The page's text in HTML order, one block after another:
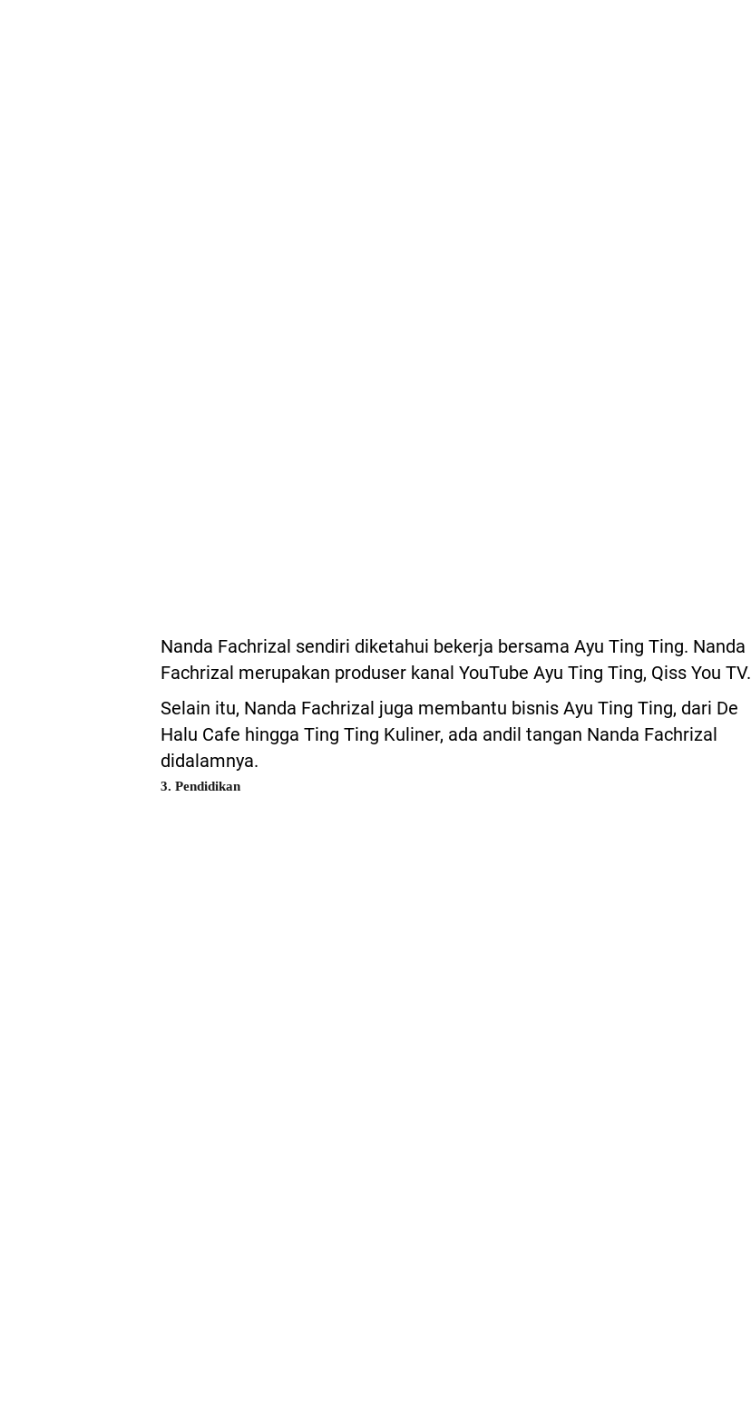
Nanda Fachrizal sendiri diketahui bekerja bersama Ayu Ting Ting. Nanda
Fachrizal merupakan produser kanal YouTube Ayu Ting Ting, Qiss You TV.
Selain itu, Nanda Fachrizal juga membantu bisnis Ayu Ting Ting, dari De
Halu Cafe hingga Ting Ting Kuliner, ada andil tangan Nanda Fachrizal
didalamnya.
3. Pendidikan